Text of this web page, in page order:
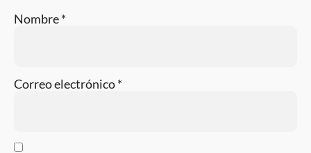
Nombre*
Correo electrónico*